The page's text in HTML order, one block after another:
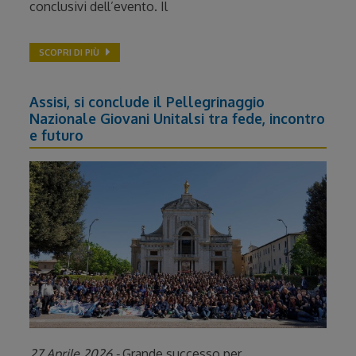
conclusivi dell’evento. Il
SCOPRI DI PIÙ
Assisi, si conclude il Pellegrinaggio
Nazionale Giovani Unitalsi tra fede, incontro
e futuro